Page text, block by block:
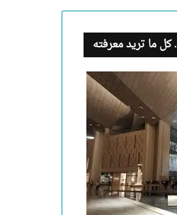
ما تريد معرفته